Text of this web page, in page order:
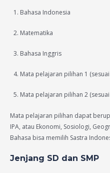
Bahasa Indonesia
Matematika
Bahasa Inggris
Mata pelajaran pilihan 1
Mata pelajaran pilihan 2
Mata pelajaran pilihan dapat
IPA, atau Ekonomi, Sosiologi,
Bahasa bisa memilih Sastra
Jenjang SD dan SMP